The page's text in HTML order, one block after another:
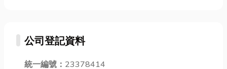
公司登記資料
統一編號： 23378414